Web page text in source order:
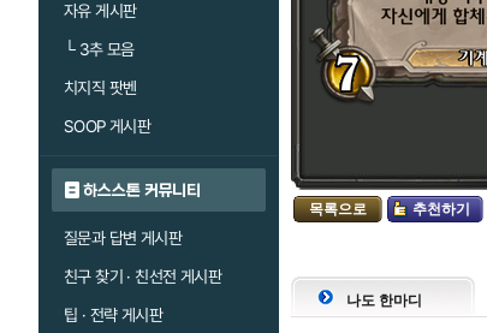
자유 게시판
└3추 모음
치지직 팟벤
SOOP 게시판
하스스톤 커뮤니티
질문과 답변 게시판
친구 찾기 · 친선전 게시판
팁 · 전략 게시판
목록으로 추천하기
나도 한마디